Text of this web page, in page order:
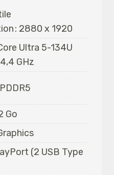
: 2880 x 1920
Ultra 5-134U
GHz
Go
(2 USB Type